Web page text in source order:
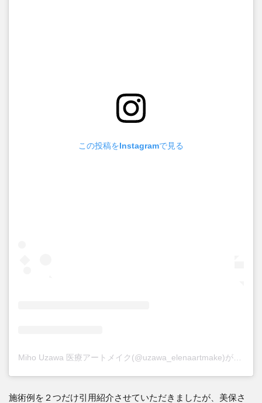
この投稿をInstagramで見る
施術例を２つだけ引用紹介させていただきましたが、美保さ